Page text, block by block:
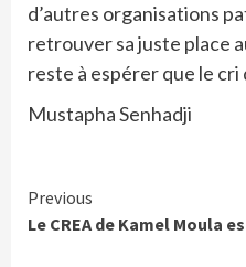
d’autres organisations
retrouver sa juste place
reste à espérer que le cri
Mustapha Senhadji
Continue
Reading
Previous
Le CREA de Kamel Moula